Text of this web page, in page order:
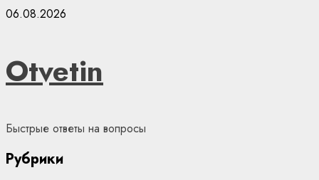
Skip
06.08.2026
Otvetin
Быстрые ответы на вопросы
Рубрики